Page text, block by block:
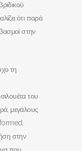
ότι παρά
στην
τη
του
μεγάλους
στην